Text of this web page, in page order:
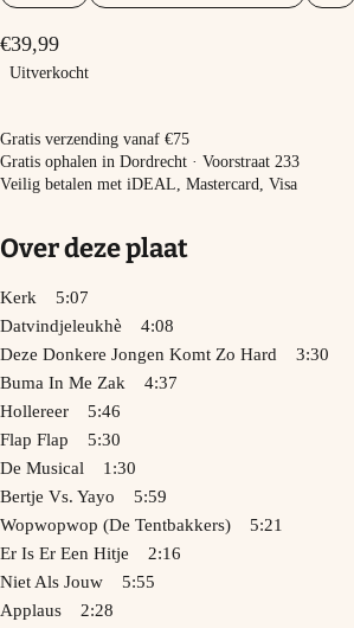
€39,99
Uitverkocht
Uitverkocht
Gratis verzending vanaf €75
Gratis ophalen in Dordrecht · Voorstraat 233
Veilig betalen met iDEAL, Mastercard, Visa
Over deze plaat
Kerk 5:07
Datvindjeleukhè 4:08
Deze Donkere Jongen Komt Zo Hard 3:30
Buma In Me Zak 4:37
Hollereer 5:46
Flap Flap 5:30
De Musical 1:30
Bertje Vs. Yayo 5:59
Wopwopwop (De Tentbakkers) 5:21
Er Is Er Een Hitje 2:16
Niet Als Jouw 5:55
Applaus 2:28